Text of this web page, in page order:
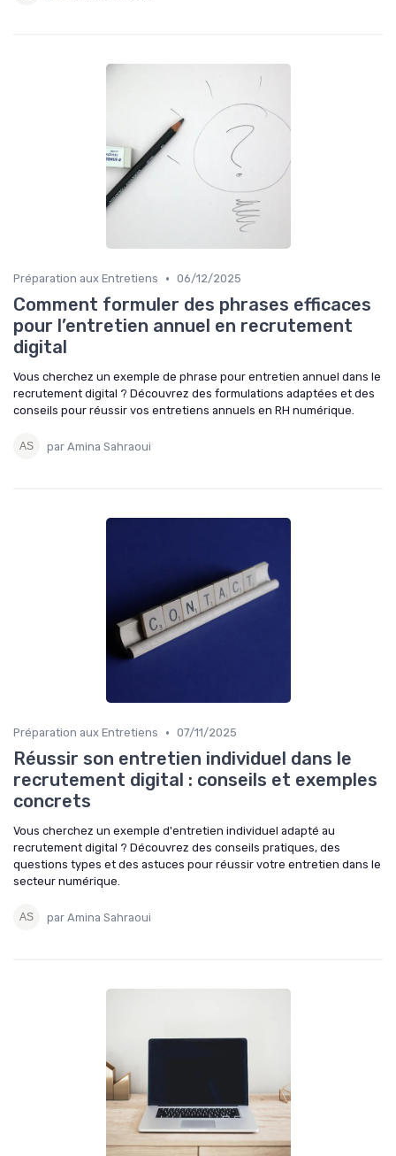
Préparation aux Entretiens • 06/12/2025
Comment formuler des phrases efficaces
pour l’entretien annuel en recrutement
digital
Vous cherchez un exemple de phrase pour entretien annuel dans le
recrutement digital ? Découvrez des formulations adaptées et des
conseils pour réussir vos entretiens annuels en RH numérique.
par Amina Sahraoui
Préparation aux Entretiens • 07/11/2025
Réussir son entretien individuel dans le
recrutement digital : conseils et exemples
concrets
Vous cherchez un exemple d'entretien individuel adapté au
recrutement digital ? Découvrez des conseils pratiques, des
questions types et des astuces pour réussir votre entretien dans le
secteur numérique.
par Amina Sahraoui